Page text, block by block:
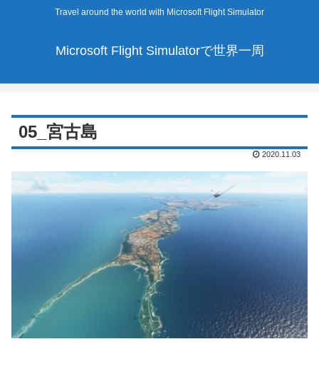
Travel around the world with Microsoft Flight Simulator
Microsoft Flight Simulatorで世界一周
05_宮古島
2020.11.03